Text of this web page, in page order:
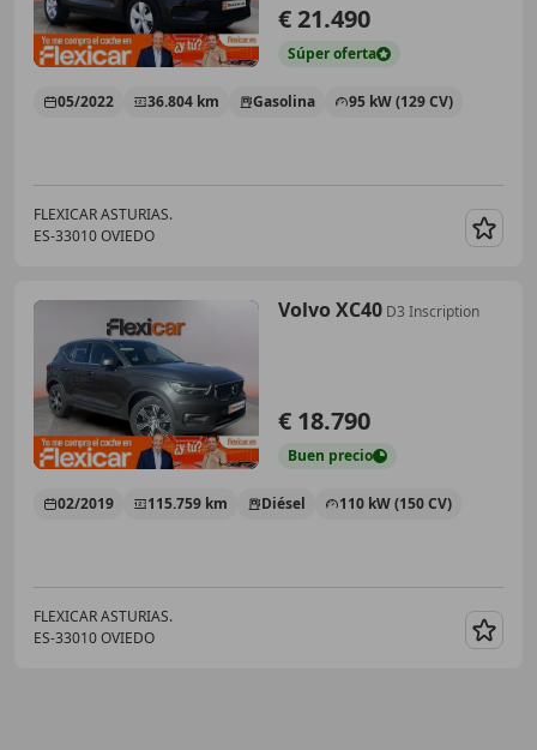
€ 21.490
Súperoferta
05/2022 36.804 km Gasolina 95 kW (129 CV)
FLEXICAR ASTURIAS.
ES-33010 OVIEDO
Volvo XC40 D3 Inscription
€ 18.790
Buen precio
02/2019 115.759 km Diésel 110 kW (150 CV)
FLEXICAR ASTURIAS.
ES-33010 OVIEDO